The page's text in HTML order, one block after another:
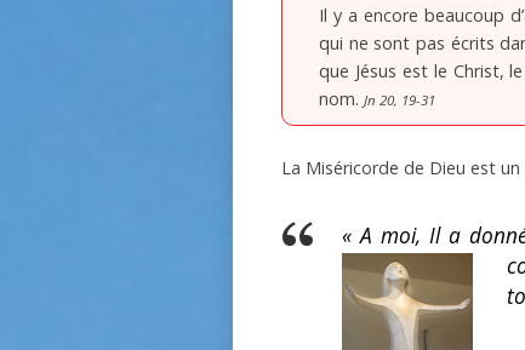
Il y a encore beaucoup
qui ne sont pas écrits
que Jésus est le Christ,
nom. Jn 20, 19-31
La Miséricorde de Dieu est
« A moi, Il a